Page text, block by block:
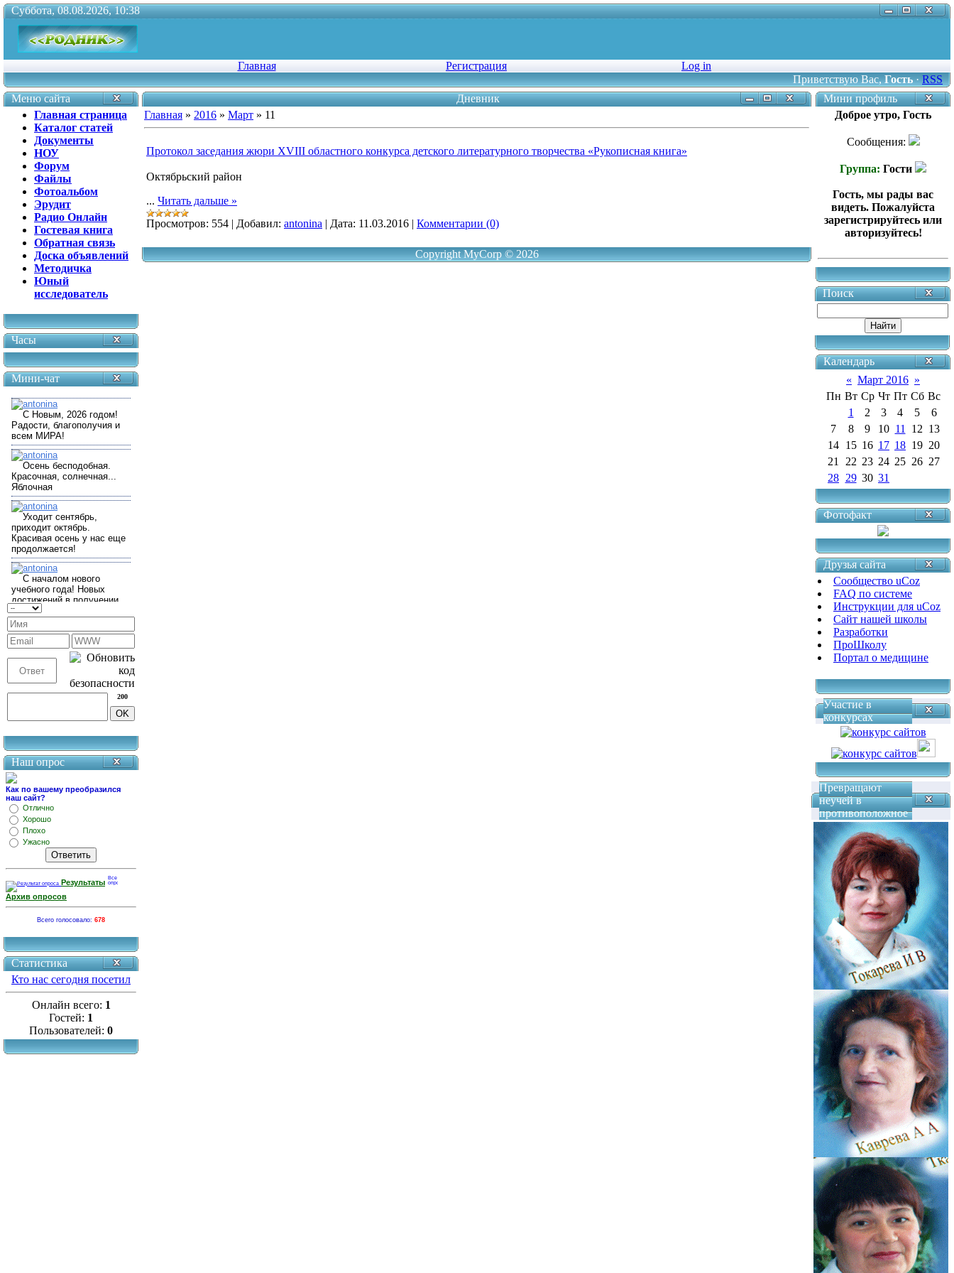
Суббота, 08.08.2026, 10:38
Главная Регистрация
Log in
Приветствую Вас,Гость·RSS
Меню сайта
Главная страница
Каталог статей
Документы
НОУ
Форум
Файлы
Фотоальбом
Эрудит
Радио Онлайн
Гостевая книга
Обратная связь
Доска объявлений
Методичка
Юный
исследователь
Часы
Мини-чат
200
Наш опрос
Как по вашему преобразился
наш сайт?
Отлично
Хорошо
Плохо
Ужасно
Результаты
Архив опросов
Всего голосовало: 678
Статистика
Кто нас сегодня посетил
Онлайн всего: 1
Гостей: 1
Пользователей: 0
Дневник
Главная » 2016 » Март » 11
Протокол заседания жюри ХVIII областного конкурса детского литературного творчества «Рукописная книга»
Октябрьский район
... Читать дальше »
Просмотров: 554 | Добавил: antonina | Дата: 11.03.2016 | Комментарии (0)
Copyright MyCorp © 2026
Мини профиль
Доброе утро, Гость
Сообщения:
Группа: Гости
Гость, мы рады вас
видеть. Пожалуйста
зарегистрируйтесь или
авторизуйтесь!
Поиск
Календарь
« Март 2016 »
Пн Вт Ср Чт Пт Сб Вс
1
2 3 4 5
6
7
8 9 10 11 12 13
14 15 16 17 18 19 20
21
22 23 24 25 26 27
28 29 30 31
Фотофакт
Друзья сайта
Сообщество uCoz
FAQ по системе
Инструкции для uCoz
Сайт нашей школы
Разработки
ПроШколу
Портал о медицине
Участие в
конкурсах
Превращают
неучей в
противоположное